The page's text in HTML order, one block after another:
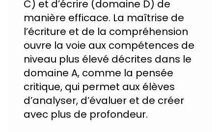
C) et d’écrire (domaine D) de
manière efficace. La maîtrise de
l’écriture et de la compréhension
ouvre la voie aux compétences de
niveau plus élevé décrites dans le
domaine A, comme la pensée
critique, qui permet aux élèves
d’analyser, d’évaluer et de créer
avec plus de profondeur.